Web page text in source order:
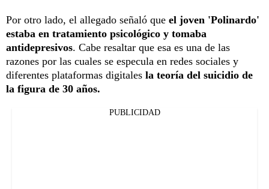
Por otro lado, el allegado señaló que el joven 'Polinardo'
estaba en tratamiento psicológico y tomaba
antidepresivos. Cabe resaltar que esa es una de las
razones por las cuales se especula en redes sociales y
diferentes plataformas digitales la teoría del suicidio de
la figura de 30 años.
PUBLICIDAD